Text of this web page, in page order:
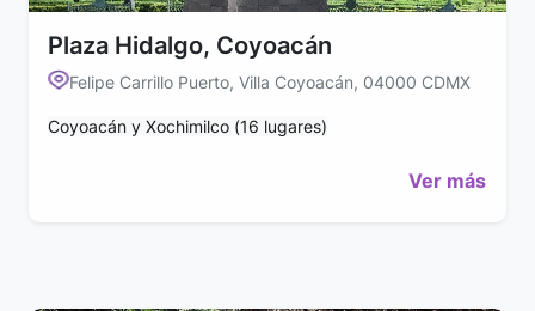
Plaza Hidalgo, Coyoacán
Felipe Carrillo Puerto, Villa Coyoacán, 04000 CDMX
Coyoacán y Xochimilco (16 lugares)
Ver más